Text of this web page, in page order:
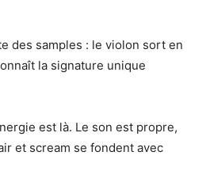
des samples : le violon sort en
la signature unique
est là. Le son est propre,
et scream se fondent avec